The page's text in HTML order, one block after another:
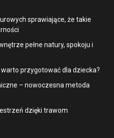
sprawiające, że takie
pełne natury, spokoju i
przygotować dla dziecka?
– nowoczesna metoda
dzięki trawom